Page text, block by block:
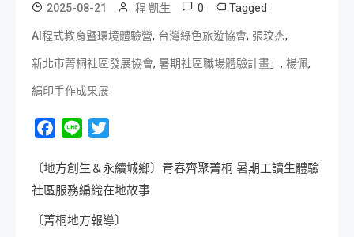
2025-08-21 程 凱生 0 Tagged
AI程式教育暨環境體驗營, 台灣綠色旅遊協會, 張玟杰,
新北市菁桐社區發展協會, 暑期社區職場體驗計畫」 , 楊佩,
絹印手作成果展
Facebook
Line
〔地方創生＆永續城鄉〕青春齊聚菁桐 暑期工讀生體驗
社區服務編織在地故事
〔菁桐地方報導〕